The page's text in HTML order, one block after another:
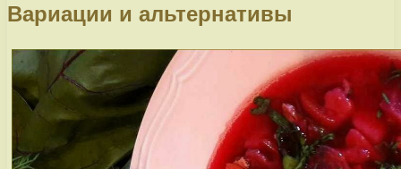
Вариации и альтернативы